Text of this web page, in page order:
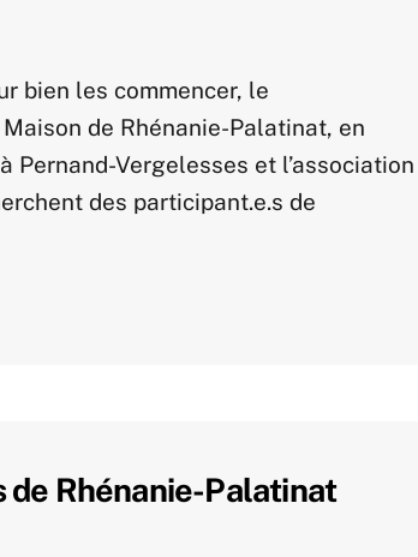
bien les commencer, le
de Rhénanie-Palatinat, en
Pernand-Vergelesses et l’association
des participant.e.s de
de Rhénanie-Palatinat